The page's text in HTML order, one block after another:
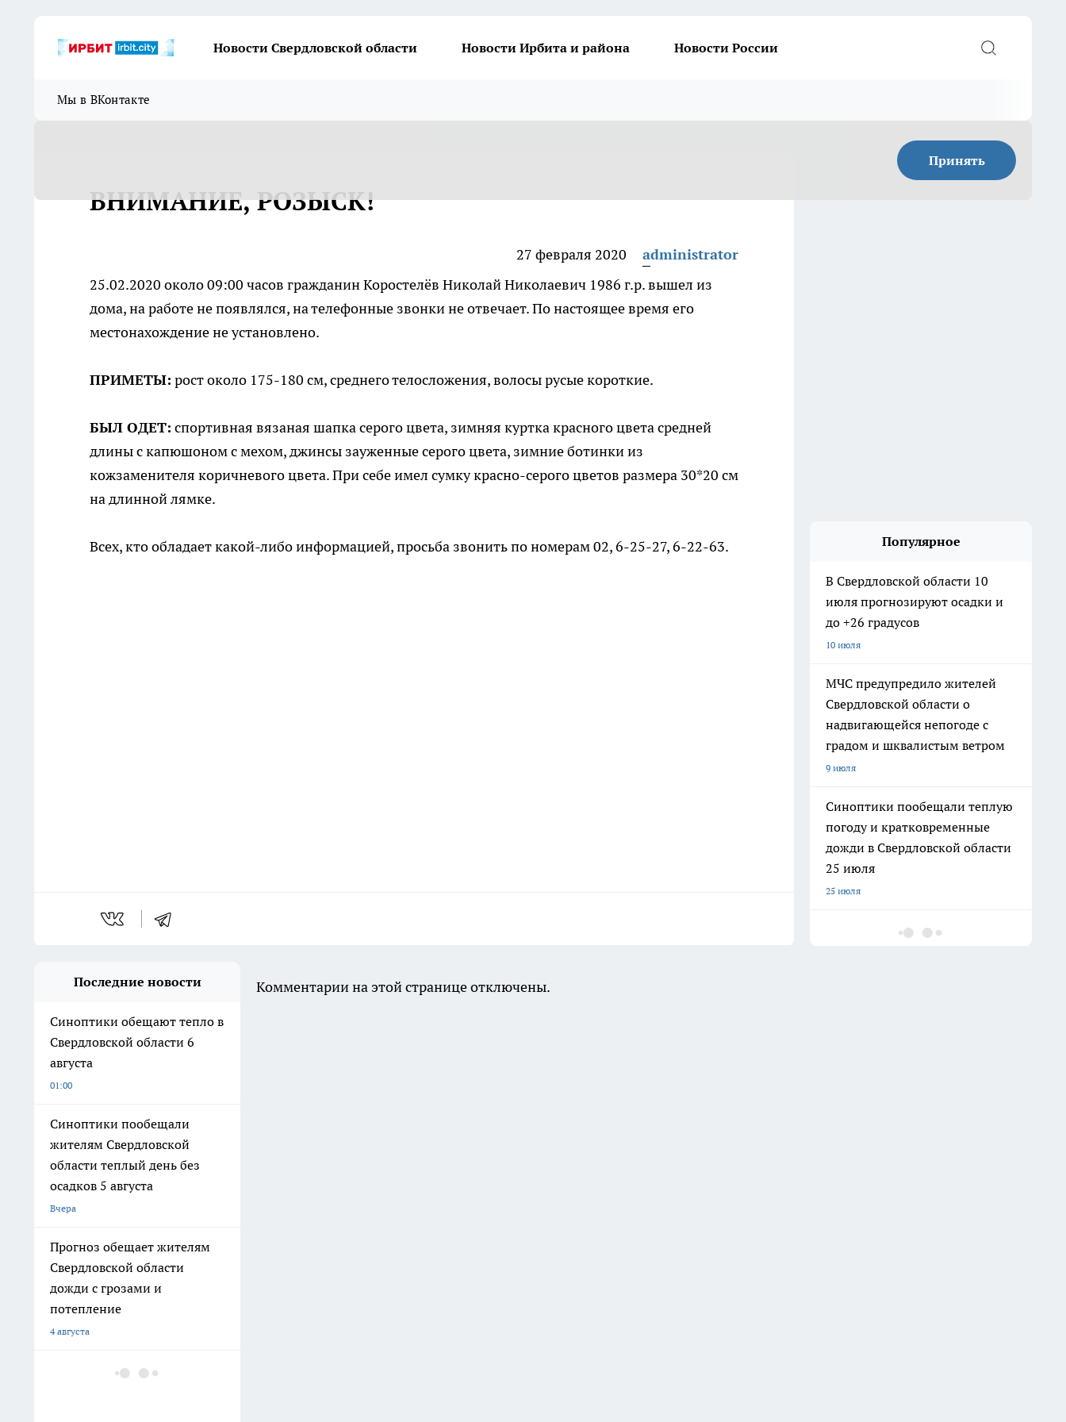
Новости Свердловской области Новости Ирбита и района Новости России
Мы в ВКонтакте
Принять
ВНИМАНИЕ, РОЗЫСК!
27 февраля 2020
administrator
25.02.2020 около 09:00 часов гражданин Коростелёв Николай Николаевич 1986 г.р. вышел из
дома, на работе не появлялся, на телефонные звонки не отвечает. По настоящее время его
местонахождение не установлено.
ПРИМЕТЫ: рост около 175-180 см, среднего телосложения, волосы русые короткие.
БЫЛ ОДЕТ: спортивная вязаная шапка серого цвета, зимняя куртка красного цвета средней
длины с капюшоном с мехом, джинсы зауженные серого цвета, зимние ботинки из
кожзаменителя коричневого цвета. При себе имел сумку красно-серого цветов размера 30*20 см
на длинной лямке.
Всех, кто обладает какой-либо информацией, просьба звонить по номерам 02, 6-25-27, 6-22-63. Популярное
В Свердловской области 10
июля прогнозируют осадки и
до +26 градусов
10 июля
МЧС предупредило жителей
Свердловской области о
надвигающейся непогоде с
градом и шквалистым ветром
9 июля
Синоптики пообещали теплую
погоду и кратковременные
дожди в Свердловской области
25 июля
25 июля
Последние новости
Синоптики обещают тепло в
Свердловской области 6
августа
01:00
Синоптики пообещали
жителям Свердловской
области теплый день без
осадков 5 августа
Вчера
Прогноз обещает жителям
Свердловской области
дожди с грозами и
потепление
4 августа
В Свердловской области 3
Комментарии на этой странице отключены.